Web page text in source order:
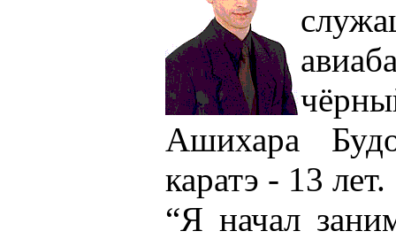
Ашихара
каратэ - 13 лет.
“Я начал